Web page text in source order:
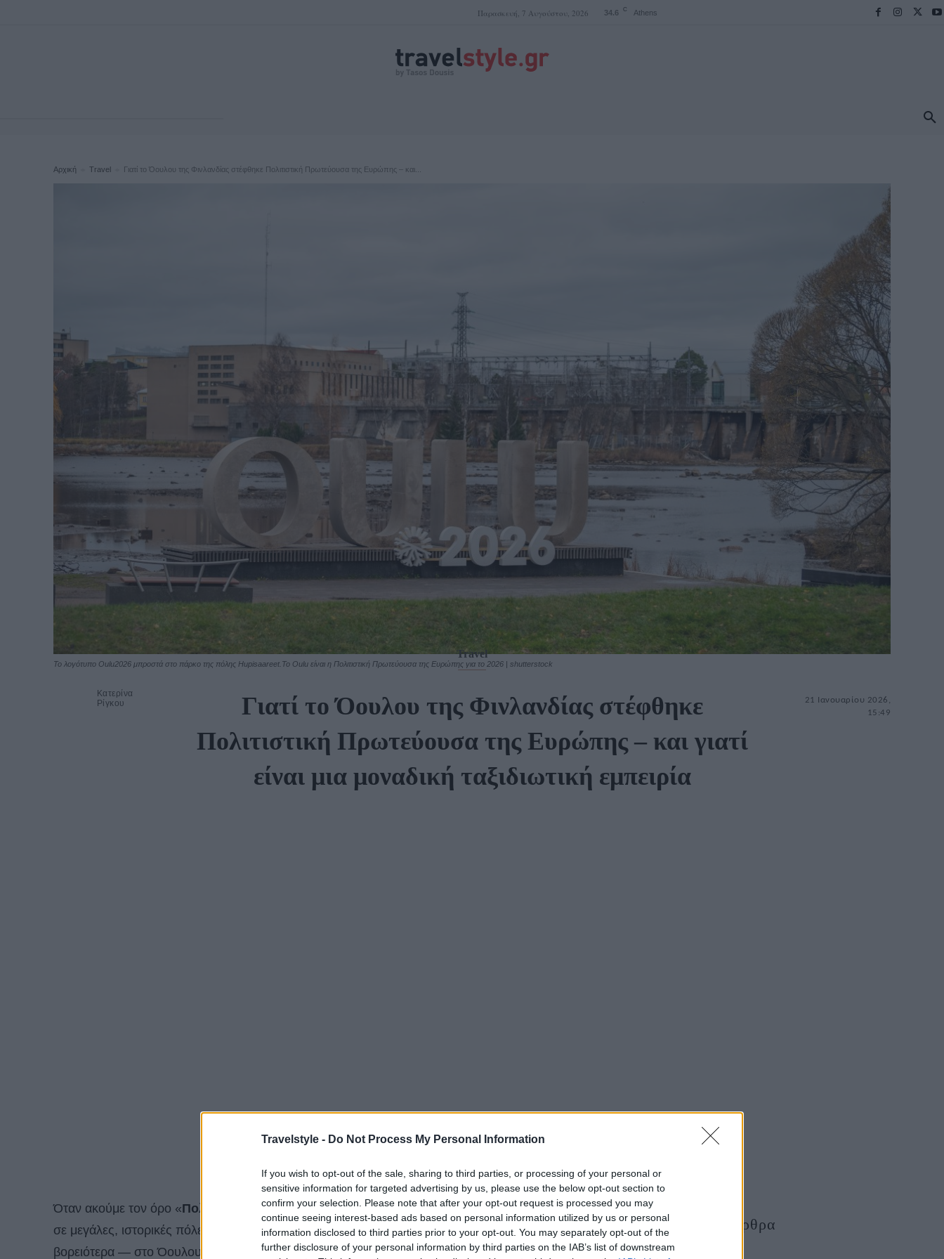
Travelstyle - Do Not Process My Personal Information
If you wish to opt-out of the sale, sharing to third parties, or processing of your personal or
sensitive information for targeted advertising by us, please use the below opt-out section to
confirm your selection. Please note that after your opt-out request is processed you may
continue seeing interest-based ads based on personal information utilized by us or personal
information disclosed to third parties prior to your opt-out. You may separately opt-out of the
further disclosure of your personal information by third parties on the IAB’s list of downstream
Παρασκευή, 7 Αυγούστου, 2026 34.6 C Athens
Αρχική Travel Γιατί το Όουλου της Φινλανδίας στέφθηκε Πολιτιστική Πρωτεύουσα της Ευρώπης – και...
To λογότυπο Oulu2026 μπροστά στο πάρκο της πόλης Hupisaareet.Το Oulu είναι η Πολιτιστική Πρωτεύουσα της Ευρώπης για το 2026 | shutterstock
Κατερίνα
Ρίγκου
Travel
Γιατί το Όουλου της Φινλανδίας στέφθηκε
Πολιτιστική Πρωτεύουσα της Ευρώπης – και γιατί
είναι μια μοναδική ταξιδιωτική εμπειρία
21 Ιανουαρίου 2026,
15:49
Όταν ακούμε τον όρο «Πολιτιστική Πρωτεύουσα της Ευρώπης», το μυαλό μας συνήθως πηγαίνει
σε μεγάλες, ιστορικές πόλεις του Νότου. Κι όμως, φέτος το βλέμμα της Ευρώπης στρέφεται πολύ
βορειότερα — στο Όουλου της
Φινλανδίας, μια πόλη σχεδόν στον αρκτικό κύκλο, που απέδειξε ότι ο
Τελευταία Άρθρα